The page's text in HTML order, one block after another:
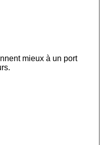
mieux à un port